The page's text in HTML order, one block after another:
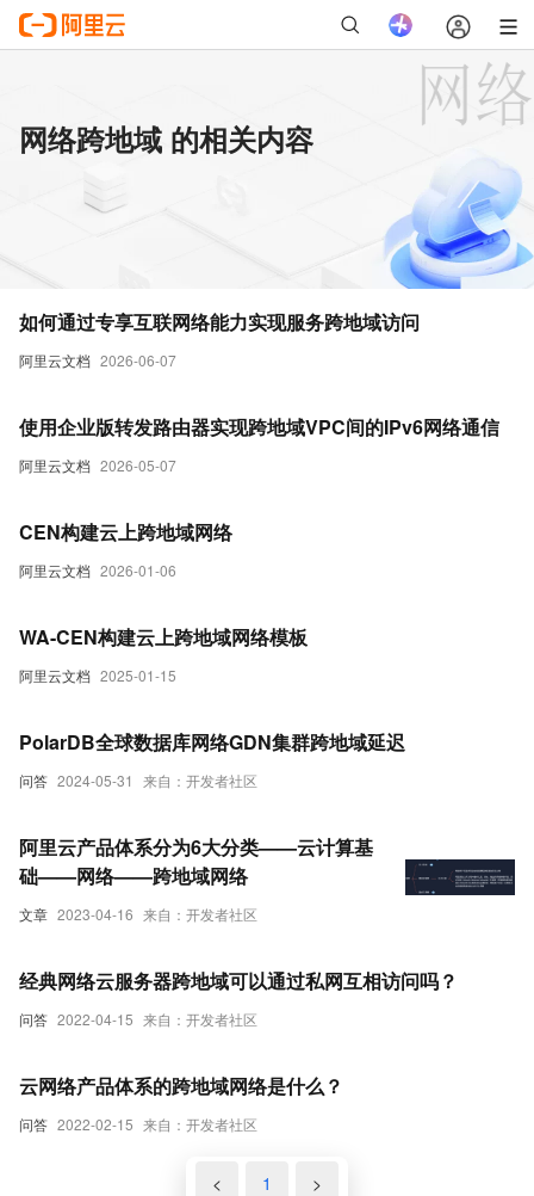
网络跨地域 的相关内容
阿里云文档 2026-06-07
如何通过专享互联网络能力实现服务跨地域访问
阿里云文档 2026-05-07
使用企业版转发路由器实现跨地域VPC间的IPv6网络通信
阿里云文档 2026-01-06
CEN构建云上跨地域网络
阿里云文档 2025-01-15
WA-CEN构建云上跨地域网络模板
问答 2024-05-31 来自：开发者社区
PolarDB全球数据库网络GDN集群跨地域延迟
文章 2023-04-16 来自：开发者社区
阿里云产品体系分为6大分类——云计算基
础——网络——跨地域网络
问答 2022-04-15 来自：开发者社区
经典网络云服务器跨地域可以通过私网互相访问吗？
问答 2022-02-15 来自：开发者社区
云网络产品体系的跨地域网络是什么？
< 1 >